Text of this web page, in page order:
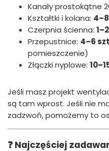
Kanały prostokątne
Kształtki i kolana:
Czerpnia ścienna:
Przepustnice: 4–6
pomieszczenie)
Złączki nyplowe:
Jeśli masz projekt
są tam wprost. Jeśli nie
zadzwoń, pomożemy to
❓ Najczęściej